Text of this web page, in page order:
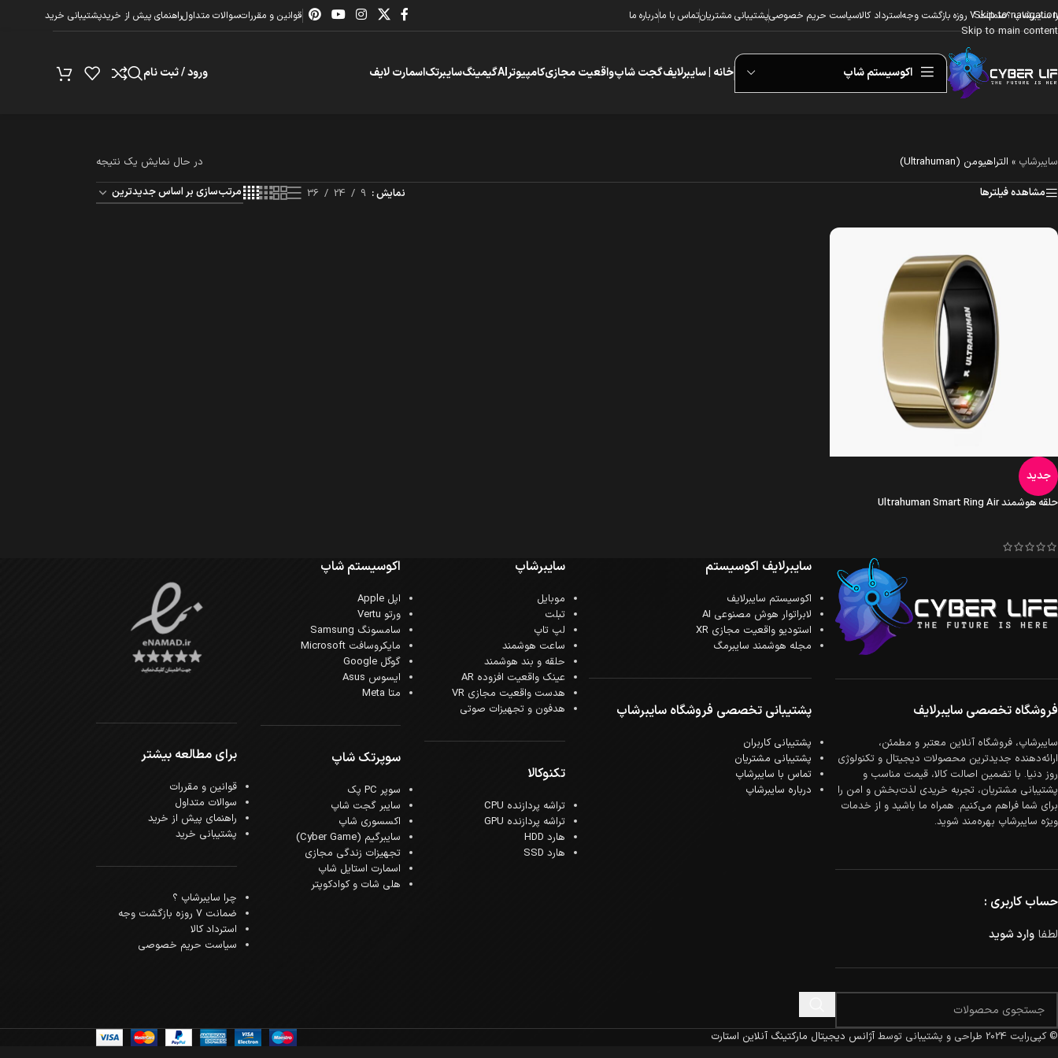
Skip to navigation
Skip to main content
سایبرشاپ ؟ضمانت 7 روزه بازگشت وجه استرداد کالاسیاست حریم خصوصیپشتیبانی مشتریانتماس با مادرباره ما قوانین و مقرراتسوالات متداولراهنمای پیش از خریدپشتیبانی خرید
اکوسیستم شاپ خانه | سایبرلایفگجت شاپواقعیت مجازیکامپیوترAIگیمینگسایبرتکاسمارت لایف ورود / ثبت نام
سایبرشاپ » التراهیومن (Ultrahuman)
در حال نمایش یک نتیجه
مشاهده فیلترها
نمایش 9
24
36
جدید
حلقه هوشمند Ultrahuman Smart Ring Air
فروشگاه تخصصی سایبرلایف
سایبرشاپ، فروشگاه آنلاین معتبر و مطمئن،
ارائه‌دهنده جدیدترین محصولات دیجیتال و تکنولوژی
روز دنیا. با تضمین اصالت کالا، قیمت مناسب و
پشتیبانی مشتریان، تجربه خریدی لذت‌بخش و امن را
برای شما فراهم می‌کنیم. همراه ما باشید و از خدمات
ویژه سایبرشاپ بهره‌مند شوید.
حساب کاربری :
لطفا وارد شوید
سایبرلایف اکوسیستم
اکوسیستم سایبرلایف
لابراتوار هوش مصنوعی AI
استودیو واقعیت مجازی XR
مجله هوشمند سایبرمگ
پشتیبانی تخصصی فروشگاه سایبرشاپ
پشتیبانی کاربران
پشتیبانی مشتریان
تماس با سایبرشاپ
درباره سایبرشاپ
سایبرشاپ
موبایل
تبلت
لپ تاپ
ساعت هوشمند
حلقه و بند هوشمند
عینک واقعیت افزوده AR
هدست واقعیت مجازی VR
هدفون و تجهیزات صوتی
تکنوکالا
تراشه پردازنده CPU
تراشه پردازنده GPU
هارد HDD
هارد SSD
اکوسیستم شاپ
اپل Apple
ورتو Vertu
سامسونگ Samsung
مایکروسافت Microsoft
گوگل Google
ایسوس Asus
متا Meta
سوپرتک شاپ
سوپر PC پک
سایبر گجت شاپ
اکسسوری شاپ
سایبرگیم (Cyber Game)
تجهیزات زندگی مجازی
اسمارت استایل شاپ
هلی شات و کوادکوپتر
برای مطالعه بیشتر
قوانین و مقررات
سوالات متداول
راهنمای پیش از خرید
پشتیبانی خرید
چرا سایبرشاپ ؟
ضمانت 7 روزه بازگشت وجه
استرداد کالا
سیاست حریم خصوصی
© کپی‌رایت 2024 طراحی و پشتیبانی توسط آژانس دیجیتال مارکتینگ آنلاین استارت